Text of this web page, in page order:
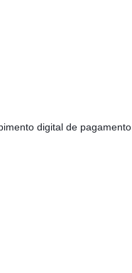
digital de pagamento